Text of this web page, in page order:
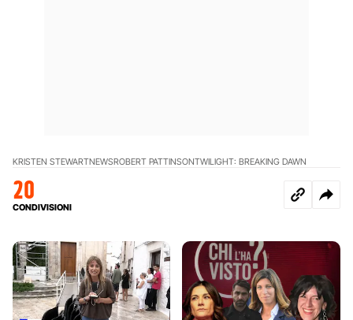
KRISTEN STEWARTNEWSROBERT PATTINSONTWILIGHT: BREAKING DAWN
20
CONDIVISIONI